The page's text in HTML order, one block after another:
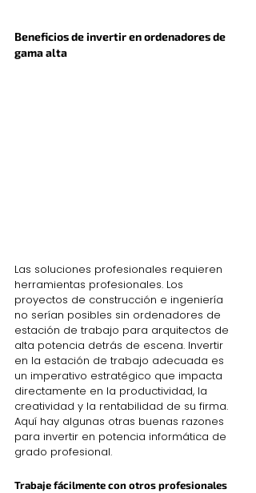
Beneficios de invertir en ordenadores de
gama alta
Las soluciones profesionales requieren
herramientas profesionales. Los
proyectos de construcción e ingeniería
no serían posibles sin ordenadores de
estación de trabajo para arquitectos de
alta potencia detrás de escena. Invertir
en la estación de trabajo adecuada es
un imperativo estratégico que impacta
directamente en la productividad, la
creatividad y la rentabilidad de su firma.
Aquí hay algunas otras buenas razones
para invertir en potencia informática de
grado profesional.
Trabaje fácilmente con otros profesionales